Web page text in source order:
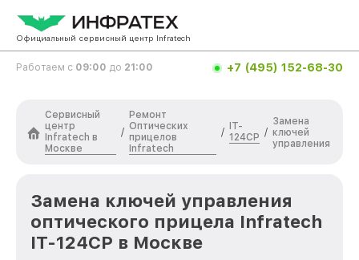
Официальный сервисный центр Infratech
Работаем с 09:00 до 21:00 +7 (495) 152-68-30
Сервисный
центр
Infratech в
Москве
/
Ремонт
Оптических
прицелов
Infratech
/
IT-
124CP /
Замена
ключей
управления
Замена ключей управления
оптического прицела Infratech
IT-124CP в Москве